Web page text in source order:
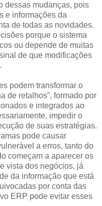
dessas mudanças, pois
e informações da
de todas as novidades.
porque o sistema
ou depende de muitas
de que modificações
podem transformar o
de retalhos”, formado por
e integrados ao
impedir o
de suas estratégias.
pode causar
a erros, tanto do
começam a aparecer os
vista dos negócios, já
da informação que está
por conta das
ERP pode evitar esses